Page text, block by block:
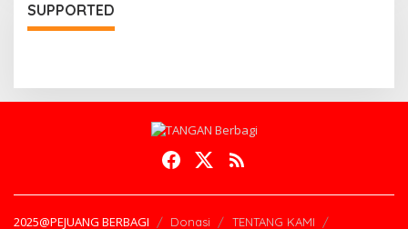
SUPPORTED
2025@PEJUANG BERBAGI Donasi TENTANG KAMI